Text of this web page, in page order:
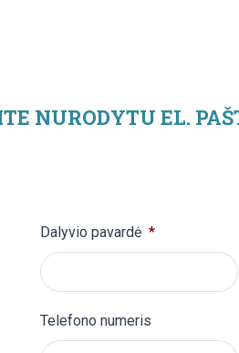
NURODYTU EL.
Dalyvio pavardė *
Telefono numeris